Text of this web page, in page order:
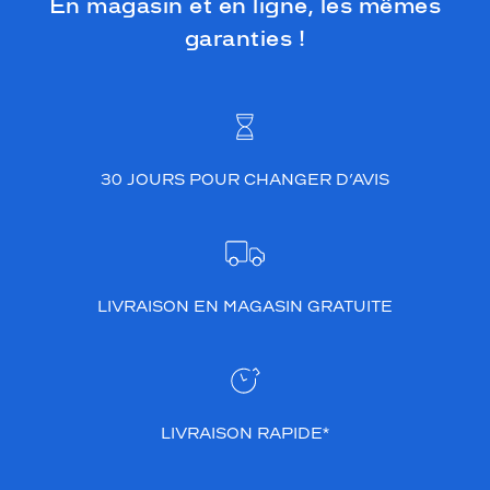
garanties !
30 JOURS POUR CHANGER D’AVIS
LIVRAISON EN MAGASIN GRATUITE
LIVRAISON RAPIDE*